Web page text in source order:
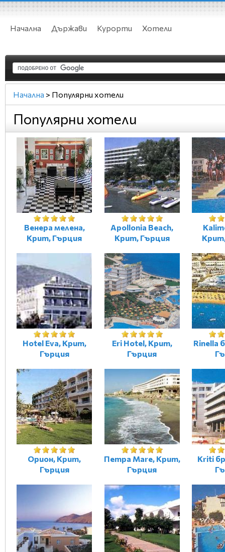
Начална Държави Курорти Хотели
Начална > Популярни хотели
Популярни хотели
Венера мелена,
Крит, Гърция
Apollonia Beach,
Крит, Гърция
Hotel Eva, Крит,
Гърция
Eri Hotel, Крит,
Гърция
Rinella
Орион, Крит,
Гърция
Петра Mare, Крит,
Гърция
Kriti